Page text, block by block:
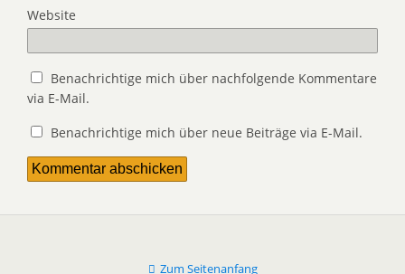
Website
Benachrichtige mich über nachfolgende Kommentare
via E-Mail.
Benachrichtige mich über neue Beiträge via E-Mail.
Zum Seitenanfang